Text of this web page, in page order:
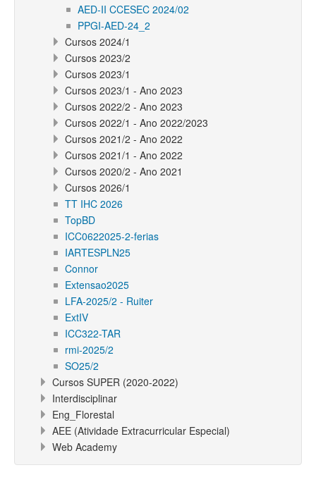
AED-II CCESEC 2024/02
PPGI-AED-24_2
Cursos 2024/1
Cursos 2023/2
Cursos 2023/1
Cursos 2023/1 - Ano 2023
Cursos 2022/2 - Ano 2023
Cursos 2022/1 - Ano 2022/2023
Cursos 2021/2 - Ano 2022
Cursos 2021/1 - Ano 2022
Cursos 2020/2 - Ano 2021
Cursos 2026/1
TT IHC 2026
TopBD
ICC0622025-2-ferias
IARTESPLN25
Connor
Extensao2025
LFA-2025/2 - Ruiter
ExtIV
ICC322-TAR
rmi-2025/2
SO25/2
Cursos SUPER (2020-2022)
Interdisciplinar
Eng_Florestal
AEE (Atividade Extracurricular Especial)
Web Academy